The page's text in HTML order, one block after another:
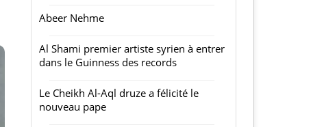
Abeer Nehme
Al Shami premier artiste syrien à entrer
dans le Guinness des records
Le Cheikh Al-Aql druze a félicité le
nouveau pape